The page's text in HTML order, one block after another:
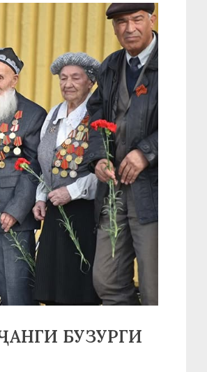
БУЗУРГИ